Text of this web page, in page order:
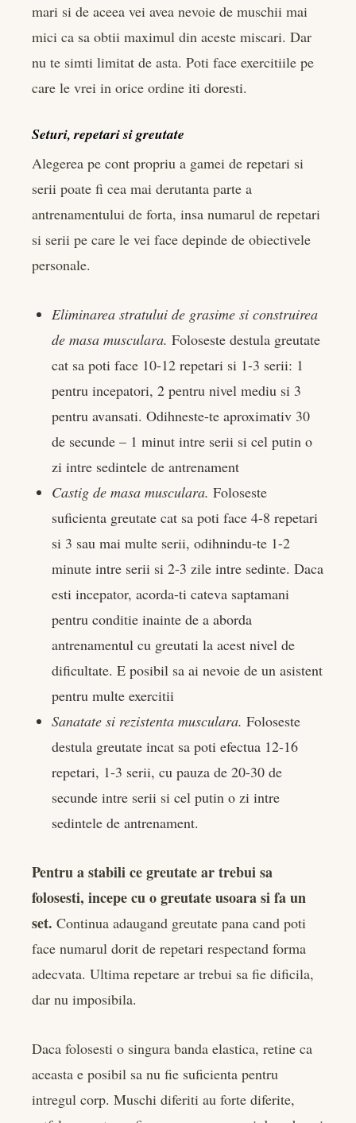
mari si de aceea vei avea nevoie de muschii mai
mici ca sa obtii maximul din aceste miscari. Dar
nu te simti limitat de asta. Poti face exercitiile pe
care le vrei in orice ordine iti doresti.
Seturi, repetari si greutate
Alegerea pe cont propriu a gamei de repetari si
serii poate fi cea mai derutanta parte a
antrenamentului de forta, insa numarul de repetari
si serii pe care le vei face depinde de obiectivele
personale.
Eliminarea stratului de grasime si construirea
de masa musculara. Foloseste destula greutate
cat sa poti face 10-12 repetari si 1-3 serii: 1
pentru incepatori, 2 pentru nivel mediu si 3
pentru avansati. Odihneste-te aproximativ 30
de secunde – 1 minut intre serii si cel putin o
zi intre sedintele de antrenament
Castig de masa musculara. Foloseste
suficienta greutate cat sa poti face 4-8 repetari
si 3 sau mai multe serii, odihnindu-te 1-2
minute intre serii si 2-3 zile intre sedinte. Daca
esti incepator, acorda-ti cateva saptamani
pentru conditie inainte de a aborda
antrenamentul cu greutati la acest nivel de
dificultate. E posibil sa ai nevoie de un asistent
pentru multe exercitii
Sanatate si rezistenta musculara. Foloseste
destula greutate incat sa poti efectua 12-16
repetari, 1-3 serii, cu pauza de 20-30 de
secunde intre serii si cel putin o zi intre
sedintele de antrenament.
Pentru a stabili ce greutate ar trebui sa
folosesti, incepe cu o greutate usoara si fa un
set. Continua adaugand greutate pana cand poti
face numarul dorit de repetari respectand forma
adecvata. Ultima repetare ar trebui sa fie dificila,
dar nu imposibila.
Daca folosesti o singura banda elastica, retine ca
aceasta e posibil sa nu fie suficienta pentru
intregul corp. Muschi diferiti au forte diferite,